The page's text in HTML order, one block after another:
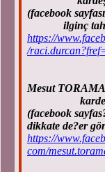
(facebook
ilginç
https://
/
Mesut
(facebook
dikkate de?er
https://
com/